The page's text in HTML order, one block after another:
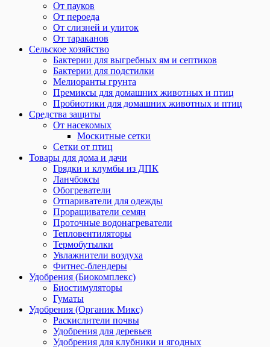
От пауков
От пероеда
От слизней и улиток
От тараканов
Сельское хозяйство
Бактерии для выгребных ям и септиков
Бактерии для подстилки
Мелиоранты грунта
Премиксы для домашних животных и птиц
Пробиотики для домашних животных и птиц
Средства защиты
От насекомых
Москитные сетки
Сетки от птиц
Товары для дома и дачи
Грядки и клумбы из ДПК
Ланчбоксы
Обогреватели
Отпариватели для одежды
Проращиватели семян
Проточные водонагреватели
Тепловентиляторы
Термобутылки
Увлажнители воздуха
Фитнес-блендеры
Удобрения (Биокомплекс)
Биостимуляторы
Гуматы
Удобрения (Органик Микс)
Раскислители почвы
Удобрения для деревьев
Удобрения для клубники и ягодных